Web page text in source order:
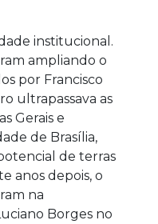
institucional.
ampliando o
por Francisco
ultrapassava as
Gerais e
de Brasília,
de terras
anos depois, o
na
Borges no